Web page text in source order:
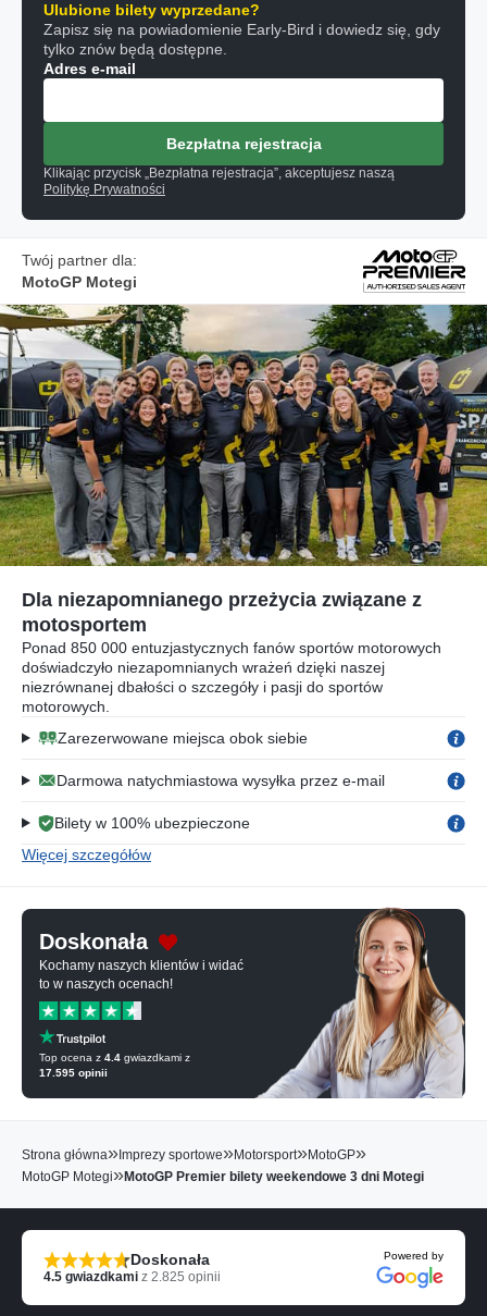
Ulubione bilety wyprzedane?
Zapisz się na powiadomienie Early-Bird i dowiedz się, gdy
tylko znów będą dostępne.
Adres e-mail
Bezpłatna rejestracja
Klikając przycisk „Bezpłatna rejestracja”, akceptujesz naszą
Politykę Prywatności
Twój partner dla:
MotoGP Motegi
Dla niezapomnianego przeżycia związane z
motosportem
Ponad 850 000 entuzjastycznych fanów sportów motorowych
doświadczyło niezapomnianych wrażeń dzięki naszej
niezrównanej dbałości o szczegóły i pasji do sportów
motorowych.
Zarezerwowane miejsca obok siebie
Darmowa natychmiastowa wysyłka przez e-mail
Bilety w 100% ubezpieczone
Więcej szczegółów
Doskonała
Kochamy naszych klientów i widać
to w naszych ocenach!
Top ocena z 4.4 gwiazdkami z
17.595 opinii
Strona główna» Imprezy sportowe»Motorsport»MotoGP»
MotoGP Motegi»MotoGP Premier bilety weekendowe 3 dni Motegi
Doskonała
4.5 gwiazdkami z 2.825 opinii
Powered by